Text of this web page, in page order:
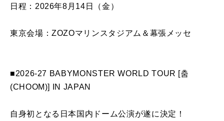
日程：2026年8月14日（金）
東京会場：ZOZOマリンスタジアム＆幕張メッセ
■2026-27 BABYMONSTER WORLD TOUR [춤
(CHOOM)] IN JAPAN
自身初となる日本国内ドーム公演が遂に決定！